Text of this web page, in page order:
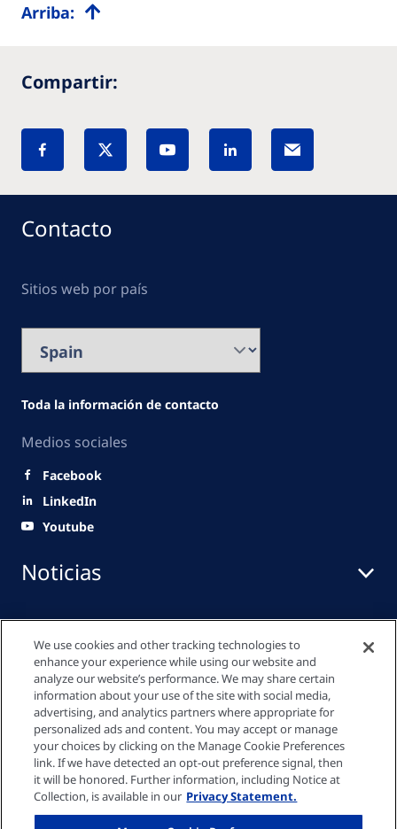
Arriba:
Compartir:
Noticias
Centro de medios
Enlaces rápidos
Contacto
Sitios web por país
Toda la información de contacto
Medios sociales
Facebook
LinkedIn
Youtube
Política de Privacidad
We use cookies and other tracking technologies to
enhance your experience while using our website and
analyze our website’s performance. We may share certain
information about your use of the site with social media,
advertising, and analytics partners where appropriate for
personalized ads and content. You may accept or manage
your choices by clicking on the Manage Cookie Preferences
link. If we have detected an opt-out preference signal, then
it will be honored. Further information, including Notice at
Collection, is available in our Privacy Statement.